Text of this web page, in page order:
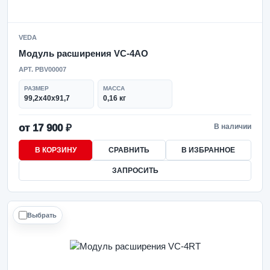
VEDA
Модуль расширения VC-4AO
АРТ. PBV00007
РАЗМЕР
99,2x40x91,7
МАССА
0,16 кг
от 17 900 ₽ В наличии
В КОРЗИНУ СРАВНИТЬ В ИЗБРАННОЕ
ЗАПРОСИТЬ
Выбрать